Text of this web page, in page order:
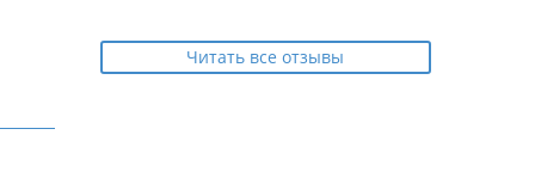
Читать все отзывы